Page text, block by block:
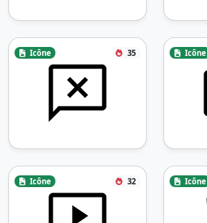
Icône 35 Icône
Icône 32 Icône